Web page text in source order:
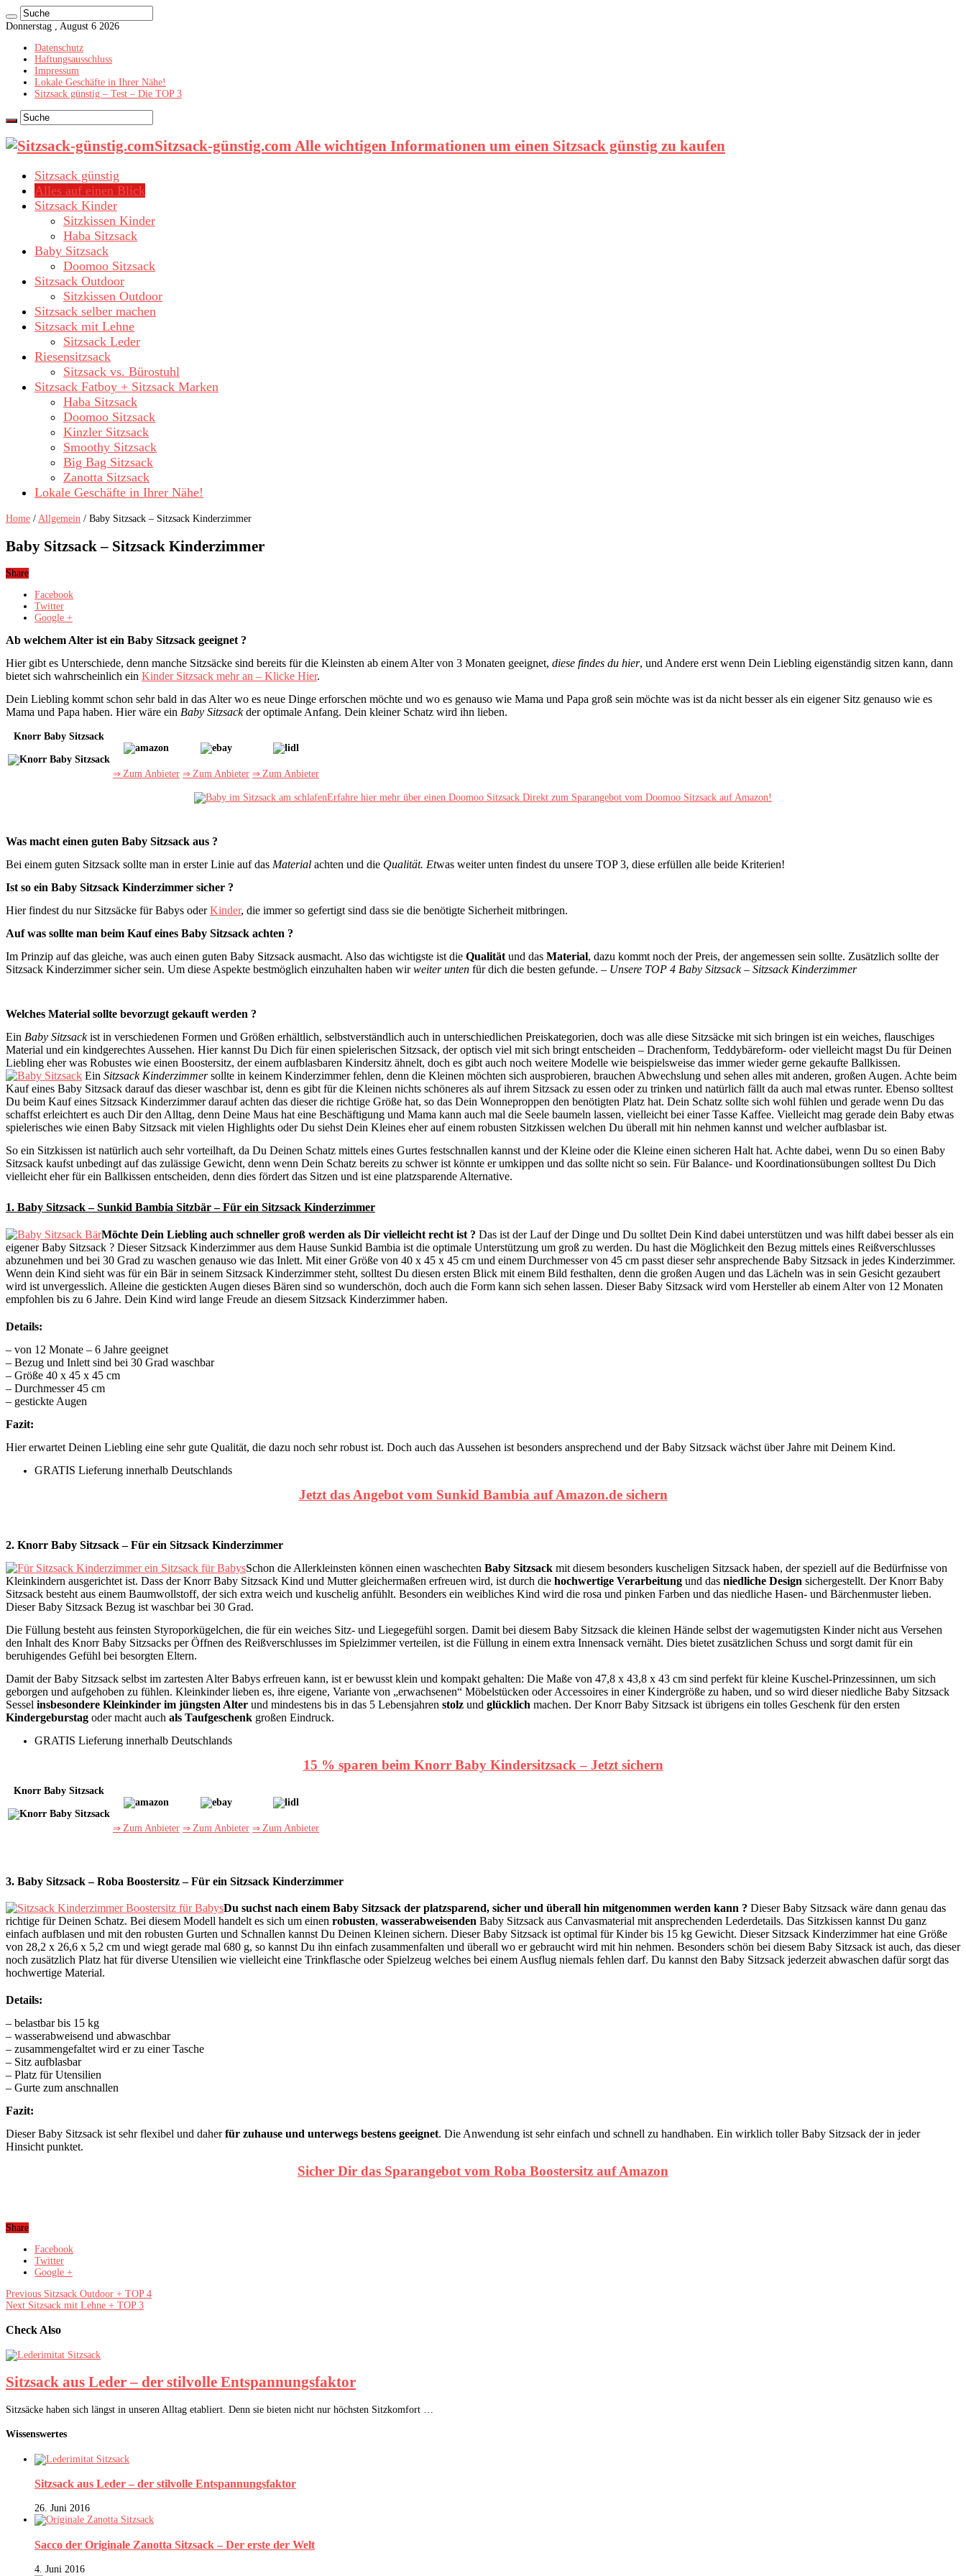
Donnerstag , August 6 2026
Datenschutz
Haftungsausschluss
Impressum
Lokale Geschäfte in Ihrer Nähe!
Sitzsack günstig – Test – Die TOP 3
Sitzsack-günstig.com Alle wichtigen Informationen um einen Sitzsack günstig zu kaufen
Sitzsack günstig
Alles auf einen Blick
Sitzsack Kinder
Sitzkissen Kinder
Haba Sitzsack
Baby Sitzsack
Doomoo Sitzsack
Sitzsack Outdoor
Sitzkissen Outdoor
Sitzsack selber machen
Sitzsack mit Lehne
Sitzsack Leder
Riesensitzsack
Sitzsack vs. Bürostuhl
Sitzsack Fatboy + Sitzsack Marken
Haba Sitzsack
Doomoo Sitzsack
Kinzler Sitzsack
Smoothy Sitzsack
Big Bag Sitzsack
Zanotta Sitzsack
Lokale Geschäfte in Ihrer Nähe!
Home / Allgemein / Baby Sitzsack – Sitzsack Kinderzimmer
Baby Sitzsack – Sitzsack Kinderzimmer
Share
Facebook
Twitter
Google +
Ab welchem Alter ist ein Baby Sitzsack geeignet ?
Hier gibt es Unterschiede, denn manche Sitzsäcke sind bereits für die Kleinsten ab einem Alter von 3 Monaten geeignet, diese findes du hier, und Andere erst wenn Dein Liebling eigenständig sitzen kann, dann
bietet sich wahrscheinlich ein Kinder Sitzsack mehr an – Klicke Hier.
Dein Liebling kommt schon sehr bald in das Alter wo es neue Dinge erforschen möchte und wo es genauso wie Mama und Papa groß sein möchte was ist da nicht besser als ein eigener Sitz genauso wie es
Mama und Papa haben. Hier wäre ein Baby Sitzsackder optimale Anfang. Dein kleiner Schatz wird ihn lieben.
Knorr Baby Sitzsack
⇒ Zum Anbieter ⇒ Zum Anbieter ⇒ Zum Anbieter
Erfahre hier mehr über einen Doomoo Sitzsack Direkt zum Sparangebot vom Doomoo Sitzsack auf Amazon!
Was macht einen guten Baby Sitzsack aus ?
Bei einem guten Sitzsack sollte man in erster Linie auf das Material achten und die Qualität. Etwas weiter unten findest du unsere TOP 3, diese erfüllen alle beide Kriterien!
Ist so ein Baby Sitzsack Kinderzimmer sicher ?
Hier findest du nur Sitzsäcke für Babys oderKinder, die immer so gefertigt sind dass sie die benötigte Sicherheit mitbringen.
Auf was sollte man beim Kauf eines Baby Sitzsack achten ?
Im Prinzip auf das gleiche, was auch einen guten Baby Sitzsack ausmacht. Also das wichtigste ist die Qualität und das Material, dazu kommt noch der Preis, der angemessen sein sollte. Zusätzlich sollte der
Sitzsack Kinderzimmer sicher sein. Um diese Aspekte bestmöglich einzuhalten haben wirweiter unten für dich die besten gefunde. – Unsere TOP 4 Baby Sitzsack – Sitzsack Kinderzimmer
Welches Material sollte bevorzugt gekauft werden ?
Ein Baby Sitzsackist in verschiedenen Formen und Größen erhältlich, selbstverständlich auch in unterschiedlichen Preiskategorien, doch was alle diese Sitzsäcke mit sich bringen ist ein weiches, flauschiges
Material und ein kindgerechtes Aussehen. Hier kannst Du Dich für einen spielerischen Sitzsack, der optisch viel mit sich bringt entscheiden – Drachenform, Teddybäreform- oder vielleicht magst Du für Deinen
Liebling eher was Robustes wie einen Boostersitz, der einem aufblasbaren Kindersitz ähnelt, doch es gibt auch noch weitere Modelle wie beispielsweise das immer wieder gerne gekaufte Ballkissen.
Ein Sitzsack Kinderzimmersollte in keinem Kinderzimmer fehlen, denn die Kleinen möchten sich ausprobieren, brauchen Abwechslung und sehen alles mit anderen, großen Augen. Achte beim
Kauf eines Baby Sitzsack darauf das dieser waschbar ist, denn es gibt für die Kleinen nichts schöneres als auf ihrem Sitzsack zu essen oder zu trinken und natürlich fällt da auch mal etwas runter. Ebenso solltest
Du beim Kauf eines Sitzsack Kinderzimmer darauf achten das dieser die richtige Größe hat, so das Dein Wonneproppen den benötigten Platz hat. Dein Schatz sollte sich wohl fühlen und gerade wenn Du das
schaffst erleichtert es auch Dir den Alltag, denn Deine Maus hat eine Beschäftigung und Mama kann auch mal die Seele baumeln lassen, vielleicht bei einer Tasse Kaffee. Vielleicht mag gerade dein Baby etwas
spielerisches wie einen Baby Sitzsack mit vielen Highlights oder Du siehst Dein Kleines eher auf einem robusten Sitzkissen welchen Du überall mit hin nehmen kannst und welcher aufblasbar ist.
So ein Sitzkissen ist natürlich auch sehr vorteilhaft, da Du Deinen Schatz mittels eines Gurtes festschnallen kannst und der Kleine oder die Kleine einen sicheren Halt hat. Achte dabei, wenn Du so einen Baby
Sitzsack kaufst unbedingt auf das zulässige Gewicht, denn wenn Dein Schatz bereits zu schwer ist könnte er umkippen und das sollte nicht so sein. Für Balance- und Koordinationsübungen solltest Du Dich
vielleicht eher für ein Ballkissen entscheiden, denn dies fördert das Sitzen und ist eine platzsparende Alternative.
1. Baby Sitzsack – Sunkid Bambia Sitzbär – Für ein Sitzsack Kinderzimmer
Möchte Dein Liebling auch schneller groß werden als Dir vielleicht recht ist ? Das ist der Lauf der Dinge und Du solltet Dein Kind dabei unterstützen und was hilft dabei besser als ein
eigener Baby Sitzsack ? Dieser Sitzsack Kinderzimmer aus dem Hause Sunkid Bambia ist die optimale Unterstützung um groß zu werden. Du hast die Möglichkeit den Bezug mittels eines Reißverschlusses
abzunehmen und bei 30 Grad zu waschen genauso wie das Inlett. Mit einer Größe von 40 x 45 x 45 cm und einem Durchmesser von 45 cm passt dieser sehr ansprechende Baby Sitzsack in jedes Kinderzimmer.
Wenn dein Kind sieht was für ein Bär in seinem Sitzsack Kinderzimmer steht, solltest Du diesen ersten Blick mit einem Bild festhalten, denn die großen Augen und das Lächeln was in sein Gesicht gezaubert
wird ist unvergesslich. Alleine die gestickten Augen dieses Bären sind so wunderschön, doch auch die Form kann sich sehen lassen. Dieser Baby Sitzsack wird vom Hersteller ab einem Alter von 12 Monaten
empfohlen bis zu 6 Jahre. Dein Kind wird lange Freude an diesem Sitzsack Kinderzimmer haben.
Details:
– von 12 Monate – 6 Jahre geeignet
– Bezug und Inlett sind bei 30 Grad waschbar
– Größe 40 x 45 x 45 cm
– Durchmesser 45 cm
– gestickte Augen
Fazit:
Hier erwartet Deinen Liebling eine sehr gute Qualität, die dazu noch sehr robust ist. Doch auch das Aussehen ist besonders ansprechend und der Baby Sitzsack wächst über Jahre mit Deinem Kind.
GRATIS Lieferung innerhalb Deutschlands
Jetzt das Angebot vom Sunkid Bambia auf Amazon.de sichern
2. Knorr Baby Sitzsack – Für ein Sitzsack Kinderzimmer
Schon die Allerkleinsten können einen waschechten Baby Sitzsack mit diesem besonders kuscheligen Sitzsack haben, der speziell auf die Bedürfnisse von
Kleinkindern ausgerichtet ist. Dass der Knorr Baby Sitzsack Kind und Mutter gleichermaßen erfreuen wird, ist durch die hochwertige Verarbeitung und das niedliche Design sichergestellt. Der Knorr Baby
Sitzsack besteht aus einem Baumwollstoff, der sich extra weich und kuschelig anfühlt. Besonders ein weibliches Kind wird die rosa und pinken Farben und das niedliche Hasen- und Bärchenmuster lieben.
Dieser Baby Sitzsack Bezug ist waschbar bei 30 Grad.
Die Füllung besteht aus feinsten Styroporkügelchen, die für ein weiches Sitz- und Liegegefühl sorgen. Damit bei diesem Baby Sitzsack die kleinen Hände selbst der wagemutigsten Kinder nicht aus Versehen
den Inhalt des Knorr Baby Sitzsacks per Öffnen des Reißverschlusses im Spielzimmer verteilen, ist die Füllung in einem extra Innensack vernäht. Dies bietet zusätzlichen Schuss und sorgt damit für ein
beruhigendes Gefühl bei besorgten Eltern.
Damit der Baby Sitzsack selbst im zartesten Alter Babys erfreuen kann, ist er bewusst klein und kompakt gehalten: Die Maße von 47,8 x 43,8 x 43 cm sind perfekt für kleine Kuschel-Prinzessinnen, um sich
geborgen und aufgehoben zu fühlen. Kleinkinder lieben es, ihre eigene, Variante von „erwachsenen“ Möbelstücken oder Accessoires in einer Kindergröße zu haben, und so wird dieser niedliche Baby Sitzsack
Sessel insbesondere Kleinkinder im jüngsten Alter und mindestens bis in das 5 Lebensjahren stolz und glücklich machen. Der Knorr Baby Sitzsack ist übrigens ein tolles Geschenk für den ersten
Kindergeburstag oder macht auch als Taufgeschenk großen Eindruck.
GRATIS Lieferung innerhalb Deutschlands
15 % sparen beim Knorr Baby Kindersitzsack – Jetzt sichern
Knorr Baby Sitzsack
⇒ Zum Anbieter ⇒ Zum Anbieter ⇒ Zum Anbieter
3. Baby Sitzsack – Roba Boostersitz – Für ein Sitzsack Kinderzimmer
Du suchst nach einem Baby Sitzsack der platzsparend, sicher und überall hin mitgenommen werden kann ? Dieser Baby Sitzsack wäre dann genau das
richtige für Deinen Schatz. Bei diesem Modell handelt es sich um einen robusten, wasserabweisenden Baby Sitzsack aus Canvasmaterial mit ansprechenden Lederdetails. Das Sitzkissen kannst Du ganz
einfach aufblasen und mit den robusten Gurten und Schnallen kannst Du Deinen Kleinen sichern. Dieser Baby Sitzsack ist optimal für Kinder bis 15 kg Gewicht. Dieser Sitzsack Kinderzimmer hat eine Größe
von 28,2 x 26,6 x 5,2 cm und wiegt gerade mal 680 g, so kannst Du ihn einfach zusammenfalten und überall wo er gebraucht wird mit hin nehmen. Besonders schön bei diesem Baby Sitzsack ist auch, das dieser
noch zusätzlich Platz hat für diverse Utensilien wie vielleicht eine Trinkflasche oder Spielzeug welches bei einem Ausflug niemals fehlen darf. Du kannst den Baby Sitzsack jederzeit abwaschen dafür sorgt das
hochwertige Material.
Details:
– belastbar bis 15 kg
– wasserabweisend und abwaschbar
– zusammengefaltet wird er zu einer Tasche
– Sitz aufblasbar
– Platz für Utensilien
– Gurte zum anschnallen
Fazit:
Dieser Baby Sitzsack ist sehr flexibel und daherfür zuhause und unterwegs bestens geeignet. Die Anwendung ist sehr einfach und schnell zu handhaben. Ein wirklich toller Baby Sitzsack der in jeder
Hinsicht punktet.
Sicher Dir das Sparangebot vom Roba Boostersitz auf Amazon
Share
Facebook
Twitter
Google +
Previous Sitzsack Outdoor + TOP 4
Next Sitzsack mit Lehne + TOP 3
Check Also
Sitzsack aus Leder – der stilvolle Entspannungsfaktor
Sitzsäcke haben sich längst in unseren Alltag etabliert. Denn sie bieten nicht nur höchsten Sitzkomfort …
Wissenswertes
Sitzsack aus Leder – der stilvolle Entspannungsfaktor
26. Juni 2016
Sacco der Originale Zanotta Sitzsack – Der erste der Welt
4. Juni 2016